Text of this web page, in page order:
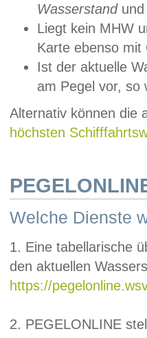
Wasserstandund
Liegt kein MHW
Karte ebenso mit
Ist der aktuelle
am Pegel vor,
Alternativ können die
höchsten
Welche Dienste
1. Eine tabellarische
den aktuellen
https://
2. PEGELONLINE